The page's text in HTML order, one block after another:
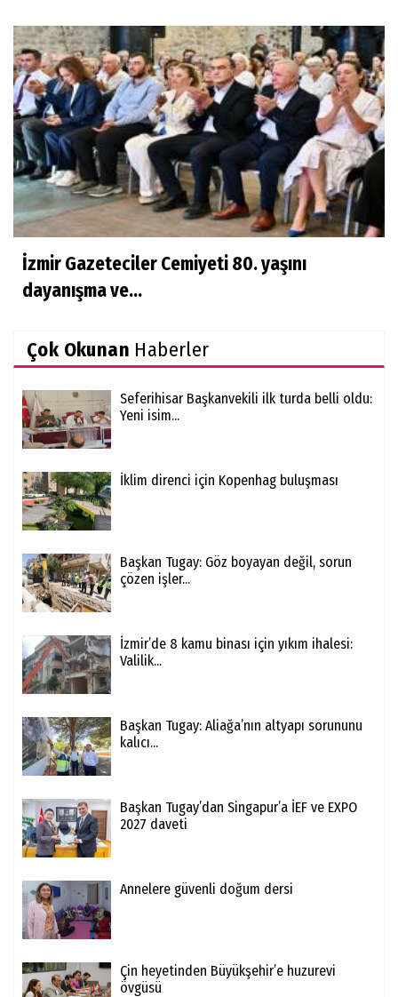
İzmir Gazeteciler Cemiyeti 80. yaşını
dayanışma ve...
Çok Okunan Haberler
Seferihisar Başkanvekili ilk turda belli oldu:
Yeni isim...
İklim direnci için Kopenhag buluşması
Başkan Tugay: Göz boyayan değil, sorun
çözen işler...
İzmir’de 8 kamu binası için yıkım ihalesi:
Valilik...
Başkan Tugay: Aliağa’nın altyapı sorununu
kalıcı...
Başkan Tugay’dan Singapur’a İEF ve EXPO
2027 daveti
Annelere güvenli doğum dersi
Çin heyetinden Büyükşehir’e huzurevi
övgüsü